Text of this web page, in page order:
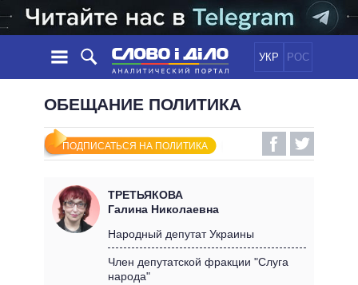
УКР РОС
НОВОСТИ
ЛЕНТА
СОБЫТИЯ
СТАТЬИ
МНЕНИЯ
ОБЗОРЫ
ДАЙДЖЕСТЫ
ПОЛИТИКА
ЭКОНОМИКА
МИР
ОБЕЩАНИЯ
ВСЕ ПОЛИТИКИ
ПРЕЗИДЕНТ И ОФИС
КАБИНЕТ МИНИСТРОВ
ИНФОГРАФИКА
ВИДЕО
ПОДДЕРЖАТЬ
ОБЕЩАНИЕ ПОЛИТИКА
ПОДПИСАТЬСЯ НА ПОЛИТИКА
ТРЕТЬЯКОВА
Галина Николаевна
Народный депутат Украины
Член депутатской фракции "Слуга
народа"